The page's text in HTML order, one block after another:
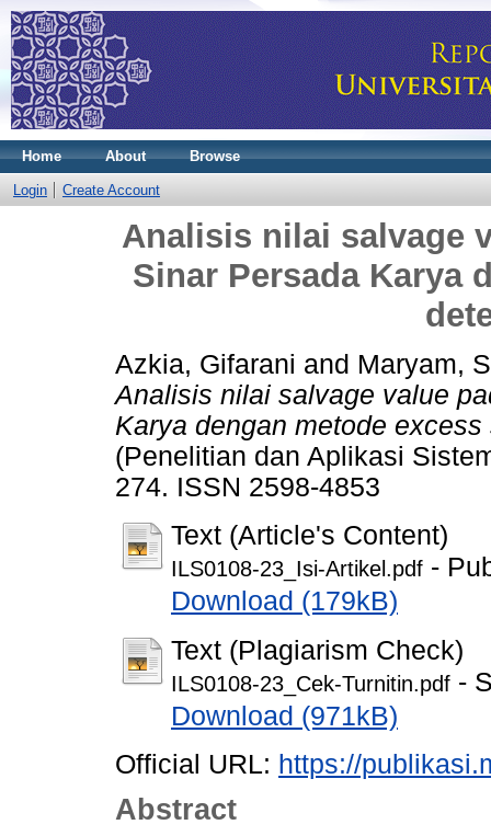
Home About Browse
Login Create Account
Analisis nilai salvage
Sinar Persada Karya
Azkia, Gifarani and Maryam,
Analisis nilai salvage value
Karya dengan metode
(Penelitian dan Aplikasi
274. ISSN 2598-4853
Text (Article's Content)
ILS0108-23_Isi-Artikel.pdf -
Download (179kB)
Text (Plagiarism Check)
ILS0108-23_Cek-Turnitin.pdf -
Download (971kB)
Official URL: https://
Abstract